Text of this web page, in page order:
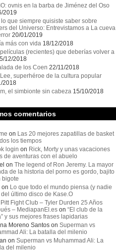
ovnis en la barba de Jiménez del Oso
2019
lo que siempre quisiste saber sobre
del Universo: Entrevistamos a La cueva
20/01/2019
más con vida 18/12/2018
(recientes) que deberías volver a
12/2018
de los Coen 22/11/2018
superhéroe de la cultura popular
2018
el simbionte sin cabeza 15/10/2018
comentarios
on Las 20 mejores zapatillas de basket
los tiempos
login on Rick, Morty y unas vacaciones
de aventuras con el abuelo
on The legend of Ron Jeremy. La mayor
de la historia del porno es gordo, bajito
bigote
on Lo que todo el mundo piensa (y nadie
último disco de Kase.O
Fight Club – Tyler Durden 25 Años
– MediapanEl.eson “El club de la
y sus mejores frases lapidarias
Moreno Santoson Superman vs
Ali: La batalla del milenio
on Superman vs Muhammad Ali: La
del milenio